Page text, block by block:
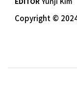
Copyright ©